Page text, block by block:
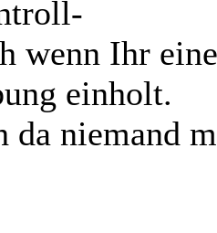
wenn Ihr
einholt.
da niemand